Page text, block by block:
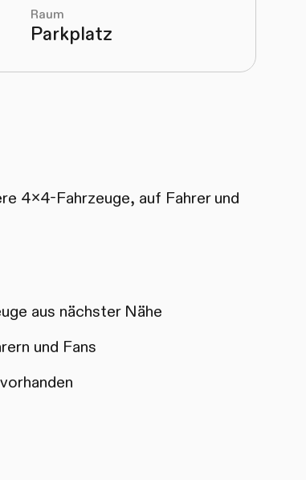
Raum
Parkplatz
4x4-Fahrzeuge, auf Fahrer und
aus nächster Nähe
und Fans